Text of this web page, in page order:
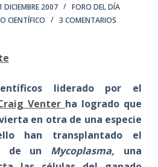
DICIEMBRE 2007
FORO DEL DÍA
CIENTÍFICO 3 COMENTARIOS
liderado por el
Venter ha logrado que
en otra de una especie
han transplantado el
de un Mycoplasma, una